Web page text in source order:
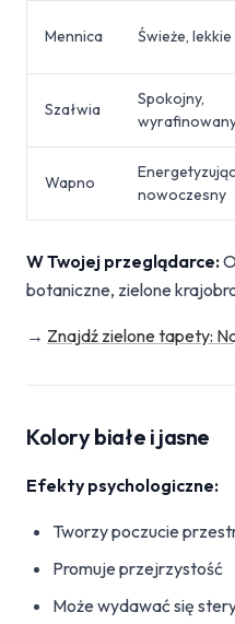
Mennica Świeże, lekkie
Szałwia
Spokojny,
Wapno
nowoczesny
W Twojej przeglądarce:
botaniczne, zielone
→ Znajdź zielone tapety:
Kolory białe i jasne
Efekty psychologiczne:
Tworzy poczucie
Promuje przejrzystość
Może wydawać się